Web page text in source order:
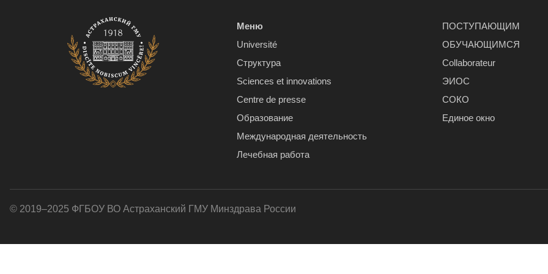
Меню
Université
Структура
Sciences et innovations
Centre de presse
Образование
Международная деятельность
Лечебная работа
ПОСТУПАЮЩИМ
ОБУЧАЮЩИМСЯ
Сollaborateur
ЭИОС
СОКО
Единое окно
© 2019–2025 ФГБОУ ВО Астраханский ГМУ Минздрава России